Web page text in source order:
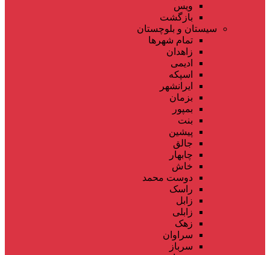
ویس
بازگشت
سیستان و بلوچستان
تمام شهر‌ها
زاهدان
ادیمی
اسپکه
ایرانشهر
بزمان
بمپور
بنت
پیشین
جالق
چابهار
خاش
دوست محمد
راسک
زابل
زابلی
زهک
سراوان
سرباز